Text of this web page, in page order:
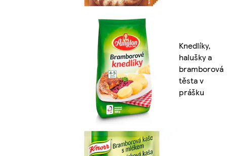
Knedlíky,
halušky a
bramborová
těsta v
prášku